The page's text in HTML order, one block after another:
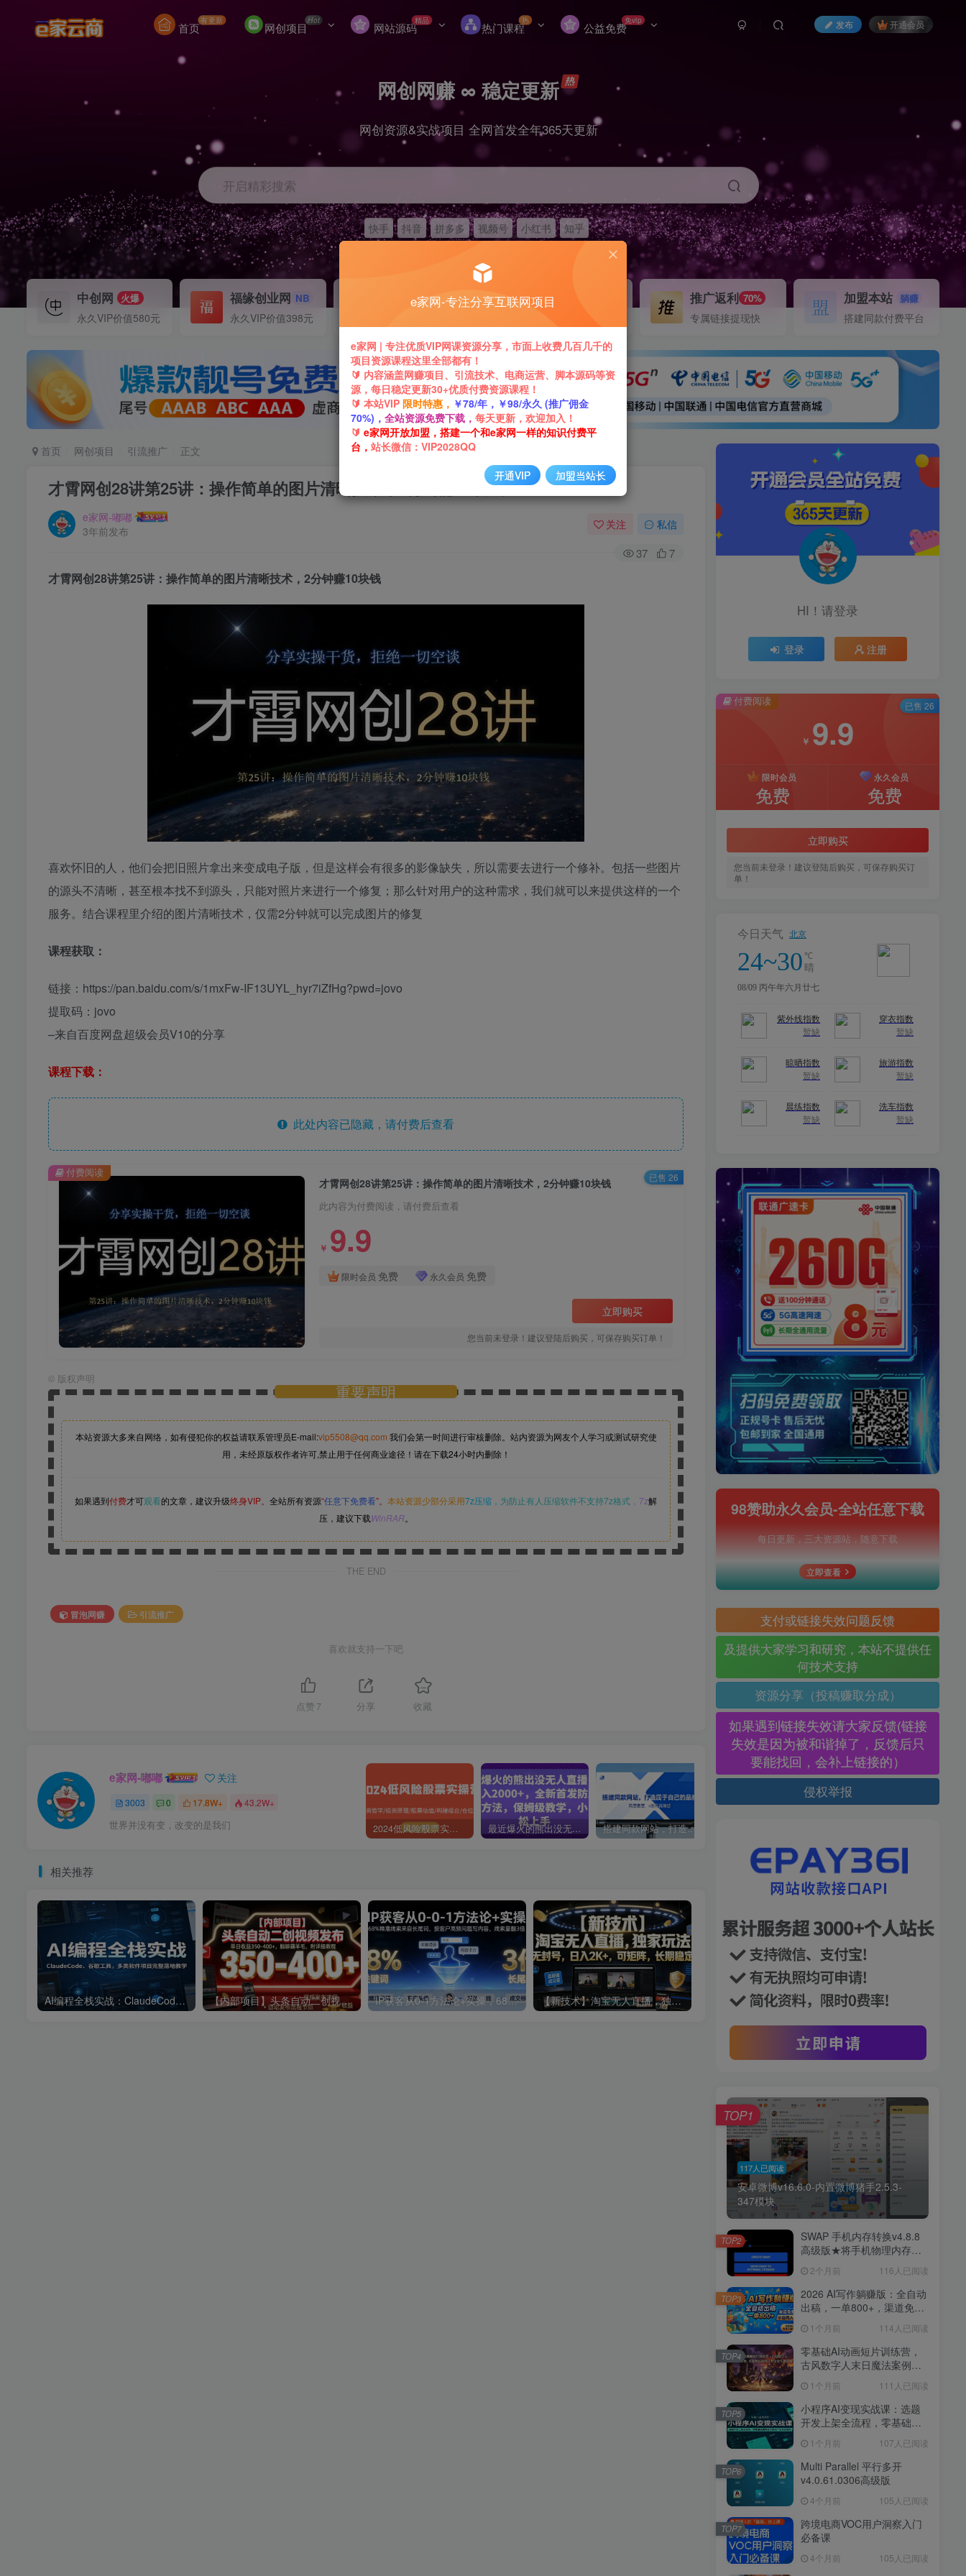
首页有更新 网创项目Hot 网站源码精品 热门课程热 公益免费免vip 发布 开通会员
网创网赚 ∞ 稳定更新
网创资源&实战项目 全网首发全年365天更新
开启精彩搜索
快手 抖音 拼多多 视频号 小红书 知乎
中创网 火爆
永久VIP价值580元
福缘创业网 NB
永久VIP价值398元
冒泡网赚 老牌 VIP会员 推广返利 70%
专属链接提现快
加盟本站 躺赚
搭建同款付费平台
首页 网创项目 引流推广 正文
才霄网创28讲第25讲：操作简单的图片清晰技术，2分钟赚10块钱
e家网-嘟嘟
3年前发布
关注 私信
37 7
才霄网创28讲第25讲：操作简单的图片清晰技术，2分钟赚10块钱
喜欢怀旧的人，他们会把旧照片拿出来变成电子版，但是这样会有很多的影像缺失，所以需要去进行一个修补。包括一些图片
的源头不清晰，甚至根本找不到源头，只能对照片来进行一个修复；那么针对用户的这种需求，我们就可以来提供这样的一个
服务。结合课程里介绍的图片清晰技术，仅需2分钟就可以完成图片的修复
课程获取：
链接：https://pan.baidu.com/s/1mxFw-IF13UYL_hyr7iZfHg?pwd=jovo
提取码：jovo
–来自百度网盘超级会员V10的分享
课程下载：
此处内容已隐藏，请付费后查看
才霄网创28讲第25讲：操作简单的图片清晰技术，2分钟赚10块钱
此内容为付费阅读，请付费后查看
￥ 9.9
限时会员 免费 永久会员 免费
立即购买
您当前未登录！建议登陆后购买，可保存购买订单！
付费阅读 已售 26
© 版权声明
重要声明
本站资源大多来自网络，如有侵犯你的权益请联系管理员E-mail:vip5508@qq.com 我们会第一时间进行审核删除。站内资源为网友个人学习或测试研究使
用，未经原版权作者许可,禁止用于任何商业途径！请在下载24小时内删除！
如果遇到付费才可观看的文章，建议升级终身VIP。 全站所有资源“任意下免费看”。 本站资源少部分采用7z压缩， 为防止有人压缩软件不支持7z格式 ，7z解
压，建议下载WinRAR。
THE END
冒泡网赚 引流推广
喜欢就支持一下吧
点赞 7 分享 收藏
e家网-嘟嘟 关注
3003 0 17.8W+ 43.2W+
世界并没有变，改变的是我们 2024低风险股票实操营：投资哲学/投资原理/股票估值/构建组合/仓位控制 最近爆火的熊出没无人直播，轻松日入2000+，全新首发防版权违规方法【揭秘】 搭建同款网站，打造自己的品牌
相关推荐
AI编程全栈实战：ClaudeCode、谷歌工具，多类软件项目完整落地教学 【内部项目】头条自动二创视频发布，单日收益350-400+，躺賺薅羊毛，附详细教程【揭秘】 IP获客从0-1方法论+实操，68%精准线索来自长尾词，按客户高频问题写内容，线索量翻3倍 【新技术】淘宝无人直播，独家玩法，无封号，日入2K+，可矩阵，长期稳定【揭秘】 AI个体增长火箭班6月4天直播课，一人公司-实体获客-商机洞察，在躺平和内卷之间找到“普通人创收”的第三曲线
HI！请登录
登录 注册
付费阅读
￥ 9.9
限时会员
免费
永久会员
免费
立即购买
您当前未登录！建议登陆后购买，可保存购买订
单！
已售 26
98赞助永久会员-全站任意下载
每日更新，三大资源站，随意下载
立即查看
支付或链接失效问题反馈
及提供大家学习和研究，本站不提供任
何技术支持
资源分享（投稿赚取分成）
如果遇到链接失效请大家反馈(链接
失效是因为被和谐掉了，反馈后只
要能找回，会补上链接的）
侵权举报
117人已阅读
安卓微博v16.6.0-内置微博猪手2.5.3-
347模块
TOP1
SWAP 手机内存转换v4.8.8
高级版★将手机物理内存转
2个月前 116人已阅读
TOP2
2026 AI写作躺赚版：全自动
出稿，一单800+，渠道免费
1个月前 114人已阅读
TOP3
零基础AI动画短片训练营，
古风数字人末日魔法案例，
讲解1个月前 111人已阅读
TOP4
小程序AI变现实战课：选题
开发上架全流程，零基础搭
1个月前 107人已阅读
TOP5
Multi Parallel 平行多开
v4.0.61.0306高级版
4个月前 105人已阅读
TOP6
跨境电商VOC用户洞察入门
必备课
4个月前 105人已阅读
TOP7
e家网-专注分享互联网项目
e家网 | 专注优质VIP网课资源分享，市面上收费几百几千的
项目资源课程这里全部都有！
🔰 内容涵盖网赚项目、引流技术、电商运营、脚本源码等资
源，每日稳定更新30+优质付费资源课程！
🔰 本站VIP 限时特惠， ￥78/年，￥98/永久 (推广佣金
70%)， 全站资源免费下载， 每天更新，欢迎加入！
🔰 e家网开放加盟，搭建一个和e家网一样的知识付费平
台， 站长微信：VIP2028QQ
开通VIP 加盟当站长